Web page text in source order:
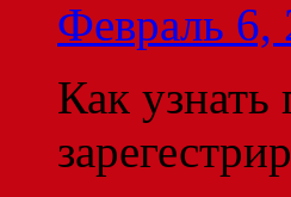
Февраль 6,
Как